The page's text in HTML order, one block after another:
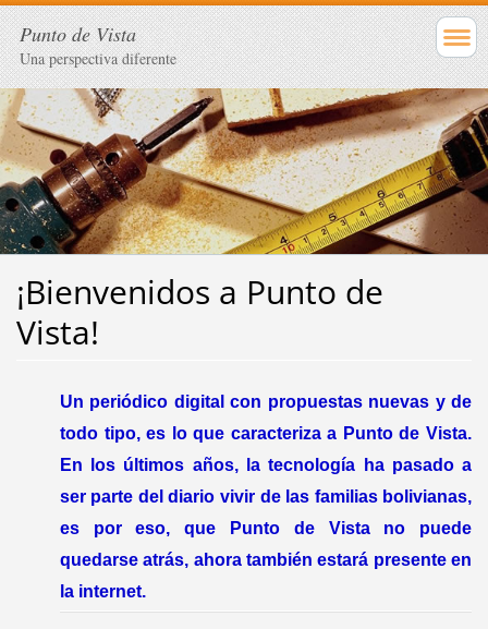
Punto de Vista
Una perspectiva diferente
¡Bienvenidos a Punto de
Vista!
Un periódico digital con propuestas nuevas y de
todo tipo, es lo que caracteriza a Punto de Vista.
En los últimos años, la tecnología ha pasado a
ser parte del diario vivir de las familias bolivianas,
es por eso, que Punto de Vista no puede
quedarse atrás, ahora también estará presente en
la internet.